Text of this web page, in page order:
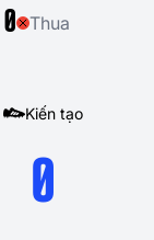
Kiến tạo
0
0 Thua